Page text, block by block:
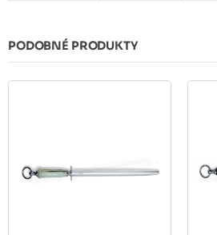
PODOBNÉ PRODUKTY